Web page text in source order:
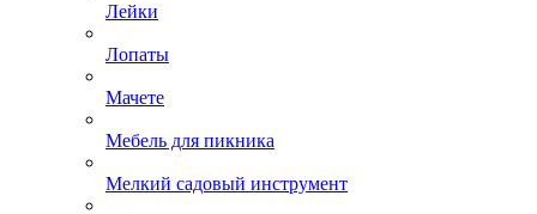
Лейки
Лопаты
Мачете
Мебель для пикника
Мелкий садовый инструмент